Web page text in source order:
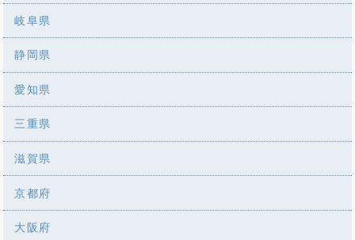
岐阜県
静岡県
愛知県
三重県
滋賀県
京都府
大阪府